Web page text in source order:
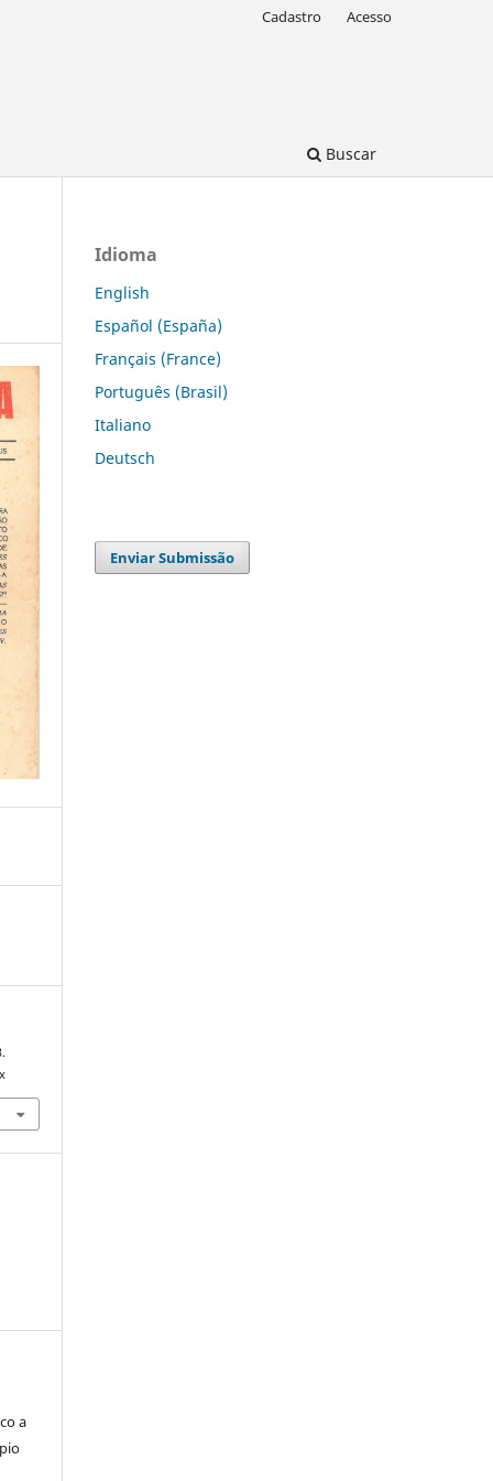
Buscar
Cadastro Acesso
a
Idioma
English
Español (España)
Français (France)
Português (Brasil)
Italiano
Deutsch
Enviar Submissão